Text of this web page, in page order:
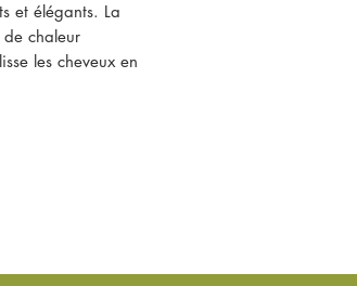
et élégants. La
chaleur
les cheveux en